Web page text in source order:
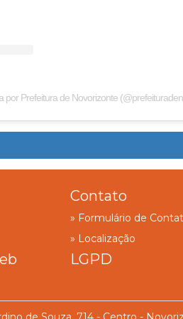
por Prefeitura de Novorizonte
Contato
» Formulário de
» Localização
LGPD